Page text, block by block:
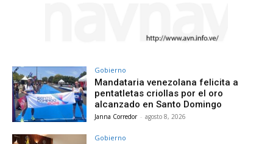
Gobierno
Mandataria venezolana felicita a
pentatletas criollas por el oro
alcanzado en Santo Domingo
Janna Corredor - agosto 8, 2026
Gobierno